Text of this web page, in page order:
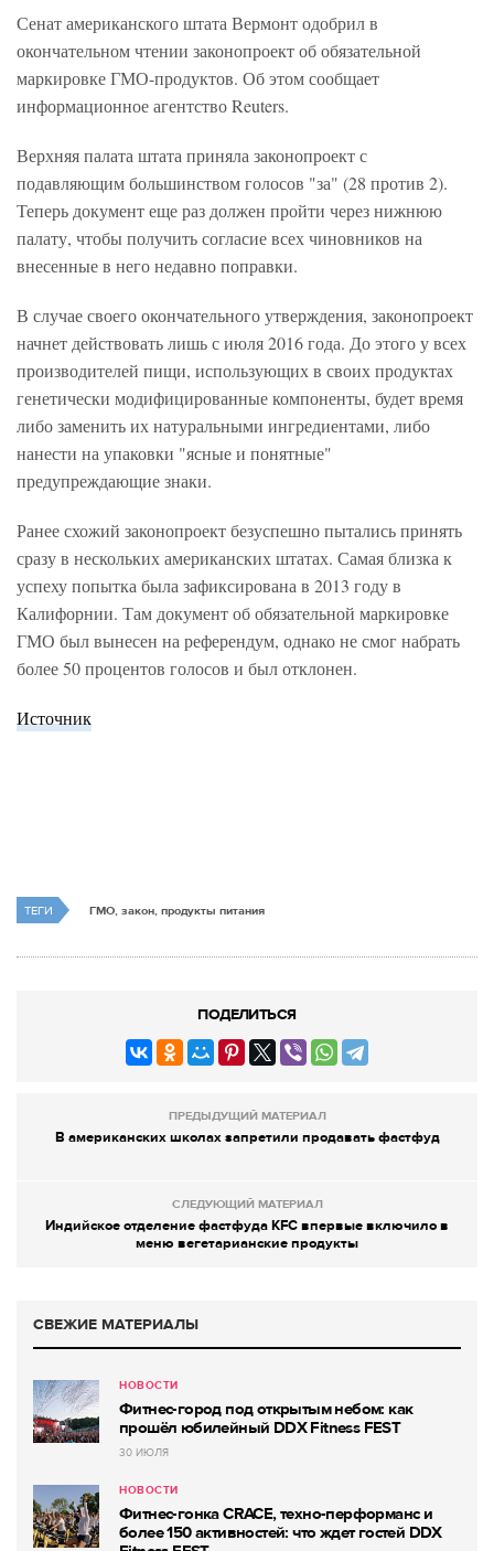
Сенат американского штата Вермонт одобрил в
окончательном чтении законопроект об обязательной
маркировке ГМО-продуктов. Об этом сообщает
информационное агентство Reuters.
Верхняя палата штата приняла законопроект с
подавляющим большинством голосов "за" (28 против 2).
Теперь документ еще раз должен пройти через нижнюю
палату, чтобы получить согласие всех чиновников на
внесенные в него недавно поправки.
В случае своего окончательного утверждения, законопроект
начнет действовать лишь с июля 2016 года. До этого у всех
производителей пищи, использующих в своих продуктах
генетически модифицированные компоненты, будет время
либо заменить их натуральными ингредиентами, либо
нанести на упаковки "ясные и понятные"
предупреждающие знаки.
Ранее схожий законопроект безуспешно пытались принять
сразу в нескольких американских штатах. Самая близка к
успеху попытка была зафиксирована в 2013 году в
Калифорнии. Там документ об обязательной маркировке
ГМО был вынесен на референдум, однако не смог набрать
более 50 процентов голосов и был отклонен.
Источник
ТЕГИ ГМО, закон, продукты питания
ПОДЕЛИТЬСЯ
ПРЕДЫДУЩИЙ МАТЕРИАЛ
В американских школах запретили продавать фастфуд
СЛЕДУЮЩИЙ МАТЕРИАЛ
Индийское отделение фастфуда KFC впервые включило в
меню вегетарианские продукты
СВЕЖИЕ МАТЕРИАЛЫ
НОВОСТИ
Фитнес-город под открытым небом: как
прошёл юбилейный DDX Fitness FEST
30 ИЮЛЯ
НОВОСТИ
Фитнес-гонка CRACE, техно-перформанс и
более 150 активностей: что ждет гостей DDX